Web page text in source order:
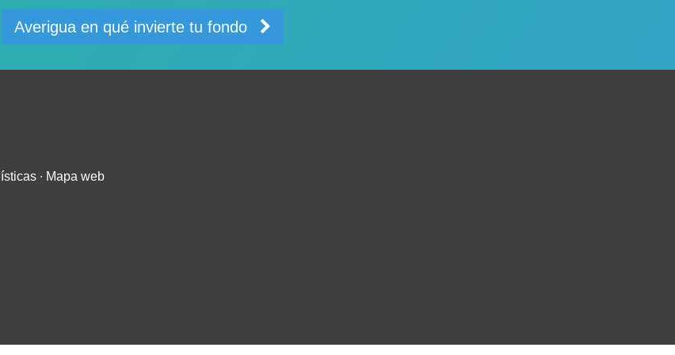
Averigua en qué invierte tu fondo
∙ Mapa web